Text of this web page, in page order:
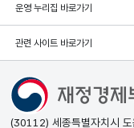
운영 누리집 바로가기
관련 사이트 바로가기
(30112) 세종특별자치시